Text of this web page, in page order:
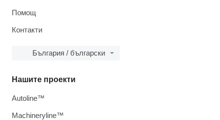
Помощ
Контакти
България / български
Нашите проекти
Autoline™
Machineryline™